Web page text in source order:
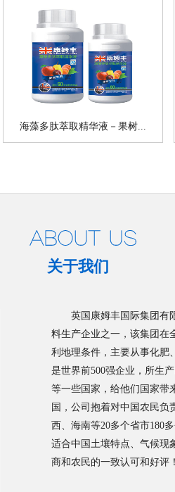
海藻多肽萃取精华液－果树...
关于我们
英国康姆丰国际集团有
料生产企业之一，该集团在
利地理条件，主要从事化肥
是世界前500强企业，所生
等一些国家，给他们国家带
国，公司抱着对中国农民
西、海南等20多个省市180
适合中国土壤特点、气候现
商和农民的一致认可和好评！